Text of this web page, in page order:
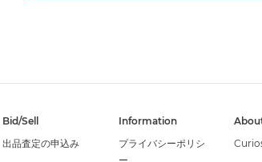
Bid/Sell
出品査定の申込み
Information
プライバシーポリシ